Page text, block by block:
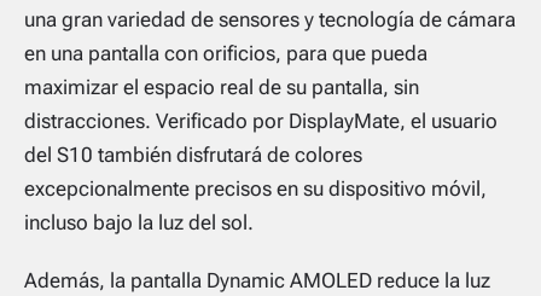
una gran variedad de sensores y tecnología de cámara
en una pantalla con orificios, para que pueda
maximizar el espacio real de su pantalla, sin
distracciones. Verificado por DisplayMate, el usuario
del S10 también disfrutará de colores
excepcionalmente precisos en su dispositivo móvil,
incluso bajo la luz del sol.
Además, la pantalla Dynamic AMOLED reduce la luz